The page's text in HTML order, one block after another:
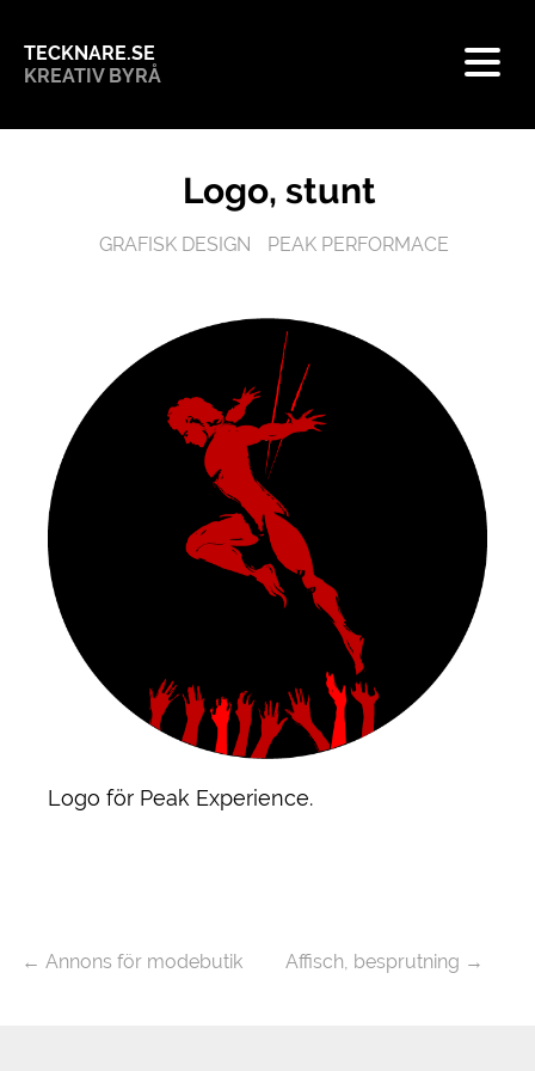
TECKNARE.SE
KREATIV BYRÅ
Logo, stunt
GRAFISK DESIGN PEAK PERFORMACE
Logo för Peak Experience.
← Annons för modebutik Affisch, besprutning →